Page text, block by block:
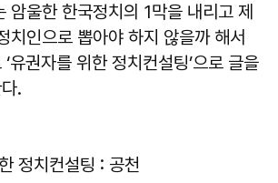
암울한 한국정치의 1막을 내리고 제
치인으로 뽑아야 하지 않을까 해서
유권자를 위한 정치컨설팅’으로 글을
.
정치컨설팅 : 공천